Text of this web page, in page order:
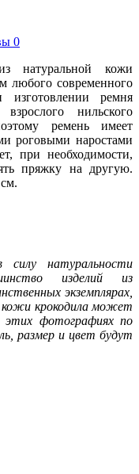
0
натуральной кожи
любого современного
ремня
нильского
ремень имеет
роговыми наростами
при необходимости,
пряжку на другую.
натуральности
изделий из
экземплярах,
кожи крокодила может
этих фотографиях по
размер и цвет будут